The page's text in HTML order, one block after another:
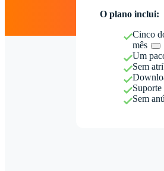
O plano inclui:
Cinco
mês
Um
Sem
Sem